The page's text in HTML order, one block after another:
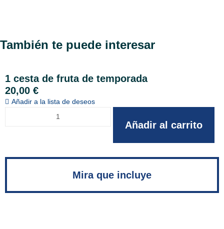
También te puede interesar
1 cesta de fruta de temporada
20,00 €
Añadir a la lista de deseos
Añadir al carrito
Mira que incluye